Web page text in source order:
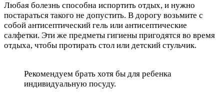
Любая болезнь способна испортить отдых, и нужно
постараться такого не допустить. В дорогу возьмите с
собой антисептический гель или антисептические
салфетки. Эти же предметы гигиены пригодятся во время
отдыха, чтобы протирать стол или детский стульчик.
Рекомендуем брать хотя бы для ребенка
индивидуальную посуду.